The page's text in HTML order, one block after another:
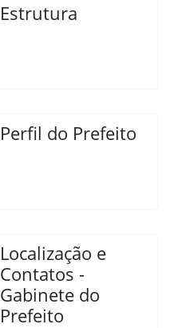
Estrutura
Perfil do Prefeito
Localização e
Contatos -
Gabinete do
Prefeito